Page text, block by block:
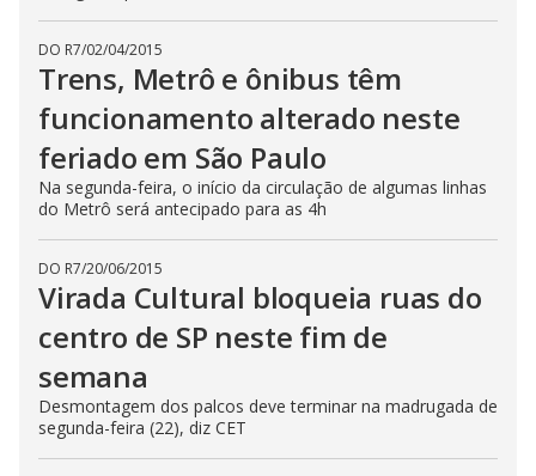
DO R7/02/04/2015
Trens, Metrô e ônibus têm
funcionamento alterado neste
feriado em São Paulo
Na segunda-feira, o início da circulação de algumas linhas
do Metrô será antecipado para as 4h
DO R7/20/06/2015
Virada Cultural bloqueia ruas do
centro de SP neste fim de
semana
Desmontagem dos palcos deve terminar na madrugada de
segunda-feira (22), diz CET